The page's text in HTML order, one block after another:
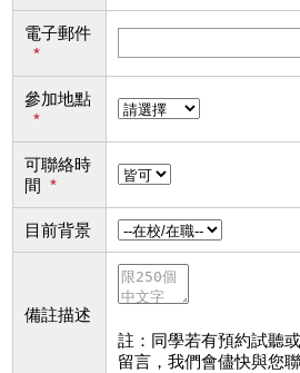
電子郵件
*
參加地點
*
可聯絡時
間 *
目前背景
備註描述
註：同學若有預約試聽
留言，我們會儘快與您聯